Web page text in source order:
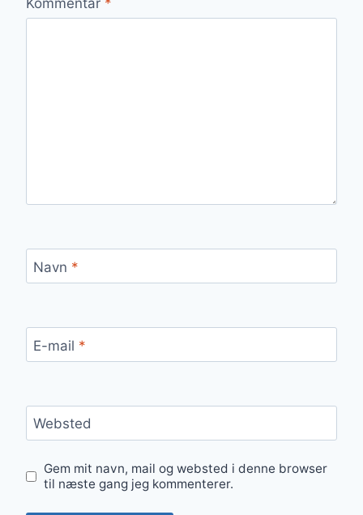
Navn *
E-mail *
Websted
Gem mit navn, mail og websted i denne browser
til næste gang jeg kommenterer.